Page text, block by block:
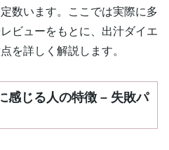
数います。ここでは実際に多
ビューをもとに、出汁ダイエ
を詳しく解説します。
感じる人の特徴 – 失敗パ